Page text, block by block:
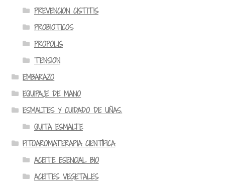
PREVENCION CISTITIS
PROBIOTICOS
PROPOLIS
TENSION
EMBARAZO
EQUIPAJE DE MANO
ESMALTES Y CUIDADO DE UÑAS.
QUITA ESMALTE
FITOAROMATERAPIA CIENTÍFICA
ACEITE ESENCIAL BIO
ACEITES VEGETALES